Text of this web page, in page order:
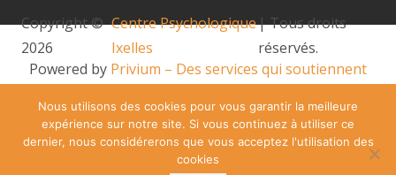
Copyright ©
2026
Centre Psychologique
Ixelles
| Tous droits
réservés.
Powered by Privium – Des services qui soutiennent
hypnotherapeutes.
RGPD – Politique de Protection de la Vie Privée
Nous utilisons des cookies pour vous garantir la meilleure
expérience sur notre site. Si vous continuez à utiliser ce
dernier, nous considérerons que vous acceptez l'utilisation des
cookies